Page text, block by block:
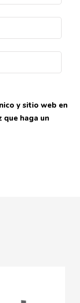
y sitio web en
que haga un